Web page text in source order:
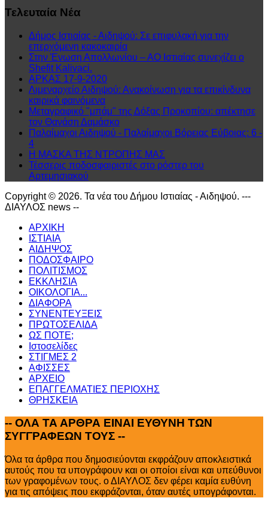
Τελευταία Νέα
Δήμος Ιστιαίας - Αιδηψού: Σε επιφυλακή για την
επερχόμενη κακοκαιρία
Στην Ένωση Απολλωνίου – ΑΟ Ιστιαίας συνεχίζει ο
Shefit Kalivaci.
ΑΡΚΑΣ 17-9-2020
Λιμεναρχείο Αιδηψού: Ανακοίνωση για τα επικίνδυνα
καιρικά φαινόμενα
Μεταγραφικό "μπάμ" της Δόξας Προκοπίου: απέκτησε
τον Θανάση Δαμάσκο
Παλαίμαχοι Αιδηψού - Παλαίμαχοι Βόρειας Εύβοιας: 6 -
4
Η ΜΑΣΚΑ ΤΗΣ ΝΤΡΟΠΗΣ ΜΑΣ
Τέσσερις ποδοσφαιριστές στο ρόστερ του
Αρτεμησιακού
Copyright © 2026. Τα νέα του Δήμου Ιστιαίας - Αιδηψού. ---
ΔΙΑΥΛΟΣ news --
ΑΡΧΙΚΗ
ΙΣΤΙΑΙΑ
ΑΙΔΗΨΟΣ
ΠΟΔΟΣΦΑΙΡΟ
ΠΟΛΙΤΙΣΜΟΣ
ΕΚΚΛΗΣΙΑ
ΟΙΚΟΛΟΓΙΑ...
ΔΙΑΦΟΡΑ
ΣΥΝΕΝΤΕΥΞΕΙΣ
ΠΡΩΤΟΣΕΛΙΔΑ
ΩΣ ΠΟΤΕ;
Ιστοσελίδες
ΣΤΙΓΜΕΣ 2
ΑΦΙΣΣΕΣ
ΑΡΧΕΙΟ
ΕΠΑΓΓΕΛΜΑΤΙΕΣ ΠΕΡΙΟΧΗΣ
ΘΡΗΣΚΕΙΑ
-- ΟΛΑ ΤΑ ΑΡΘΡΑ ΕΙΝΑΙ ΕΥΘΥΝΗ ΤΩΝ
ΣΥΓΓΡΑΦΕΩΝ ΤΟΥΣ --
Όλα τα άρθρα που δημοσιεύονται εκφράζουν αποκλειστικά
αυτούς που τα υπογράφουν και οι οποίοι είναι και υπεύθυνοι
των γραφομένων τους. ο ΔΙΑΥΛΟΣ δεν φέρει καμία ευθύνη
για τις απόψεις που εκφράζονται, όταν αυτές υπογράφονται.